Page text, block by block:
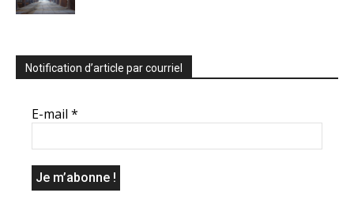
Notification d’article par courriel
E-mail *